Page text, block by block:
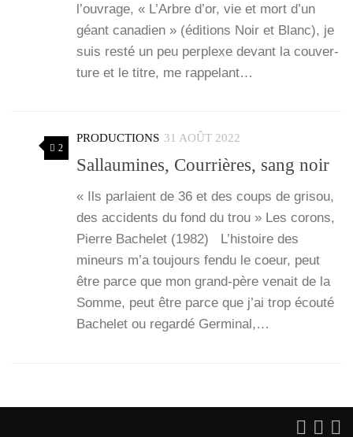
l’ou­vrage, « L’Arbre d’or, vie et mort d’un
géant cana­dien » (édi­tions Noir et Blanc), je
suis res­té un peu per­plexe devant la cou­ver­
ture et le titre, me rap­pe­lant…
2
PRODUCTIONS 31 AOÛT 2022
Sallaumines, Courrières, sang noir
« Ils par­laient de 36 et des coups de gri­sou,
des acci­dents du fond du trou » Les corons,
Pierre Bache­let (1982) L’his­toire des
mineurs m’a tou­jours fen­du le coeur, peut
être parce que mon grand-père venait de la
Somme, peut être parce que j’ai trop écou­té
Bache­let ou regar­dé Ger­mi­nal,…